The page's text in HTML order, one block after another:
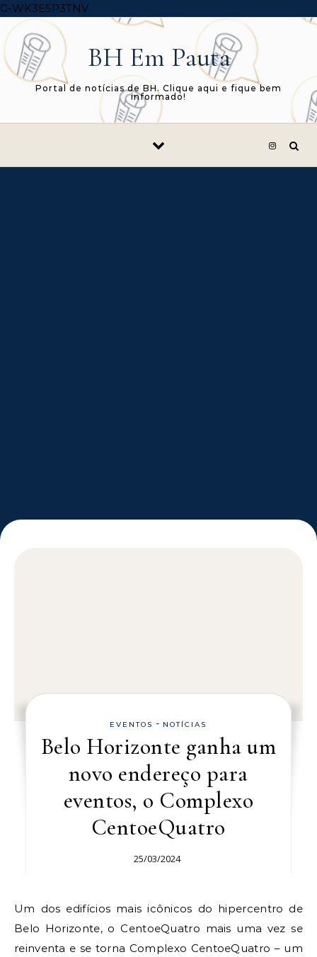
G-WK3E5P3TNVSkip to content
BH Em Pauta
Portal de notícias de BH. Clique aqui e fique bem
informado!
EVENTOS - NOTÍCIAS
Belo Horizonte ganha um
novo endereço para
eventos, o Complexo
CentoeQuatro
25/03/2024
Um dos edifícios mais icônicos do hipercentro de
Belo Horizonte, o CentoeQuatro mais uma vez se
reinventa e se torna Complexo CentoeQuatro – um